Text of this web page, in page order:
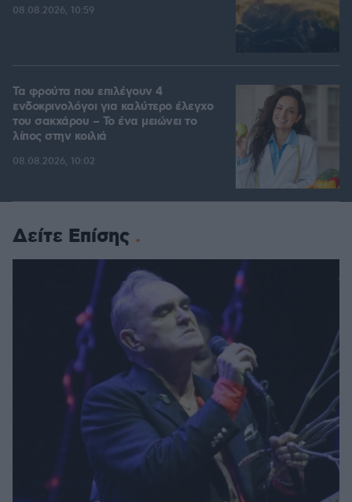
08.08.2026, 10:59
Τα φρούτα που επιλέγουν 4
ενδοκρινολόγοι για καλύτερο έλεγχο
του σακχάρου – Το ένα μειώνει το
λίπος στην κοιλιά
08.08.2026, 10:02
Δείτε Επίσης